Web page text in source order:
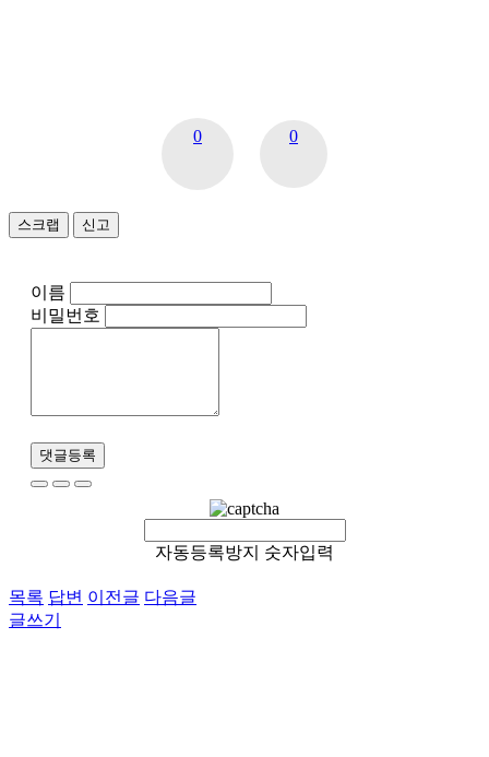
0 0
스크랩 신고
이름
비밀번호
댓글등록
자동등록방지 숫자입력
목록 답변 이전글 다음글
글쓰기